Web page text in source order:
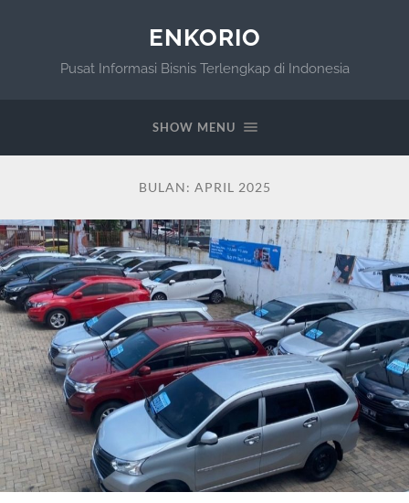
ENKORIO
Pusat Informasi Bisnis Terlengkap di Indonesia
SHOW MENU
BULAN: APRIL 2025